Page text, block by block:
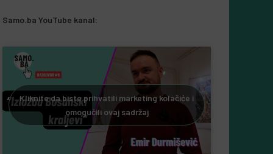
Samo.ba YouTube kanal:
Kliknite da biste prihvatili marketing kolačiće i
omogućili ovaj sadržaj